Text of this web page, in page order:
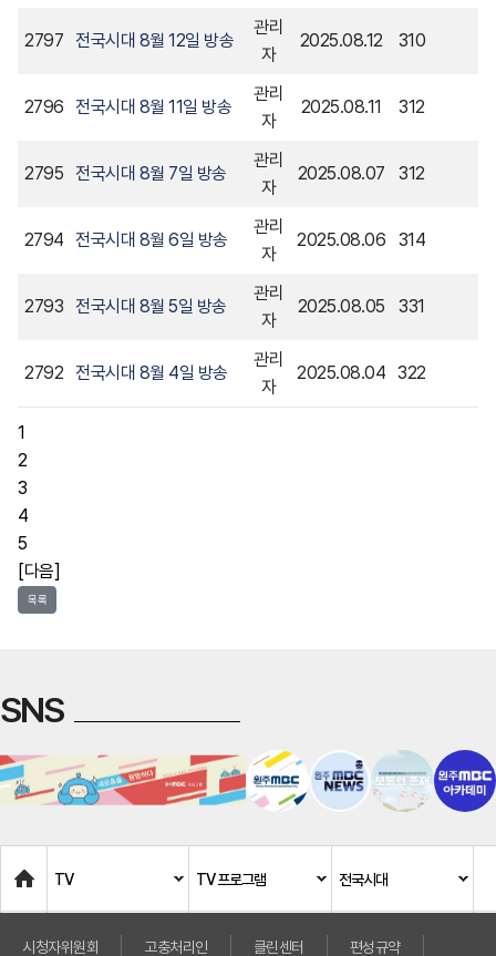
2797 전국시대 8월 12일 방송
관리
자
2025.08.12 310
2796 전국시대 8월 11일 방송
관리
자
2025.08.11 312
2795 전국시대 8월 7일 방송
관리
자
2025.08.07 312
2794 전국시대 8월 6일 방송
관리
자
2025.08.06 314
2793 전국시대 8월 5일 방송
관리
자
2025.08.05 331
2792 전국시대 8월 4일 방송
관리
자
2025.08.04 322
1
2
3
4
5
[다음]
목록
SNS
Home
TV TV 프로그램 전국시대
시청자위원회 고충처리인 클린센터 편성규약